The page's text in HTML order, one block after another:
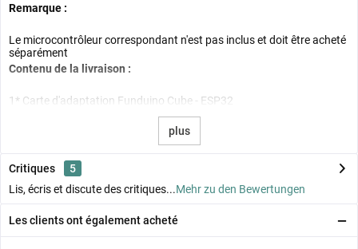
Remarque :
Le microcontrôleur correspondant n'est pas inclus et doit être acheté
séparément
Contenu de la livraison :
1* Carte d'adaptation Funduino Cube - ESP32
plus
Critiques
5
Lis, écris et discute des critiques...Mehr zu den Bewertungen
Les clients ont également acheté